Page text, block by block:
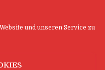
und unseren Service zu